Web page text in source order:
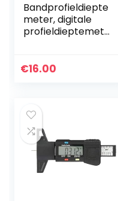
Bandprofieldiepte
meter, digitale
profieldieptemete
lcd-display,
€16.00